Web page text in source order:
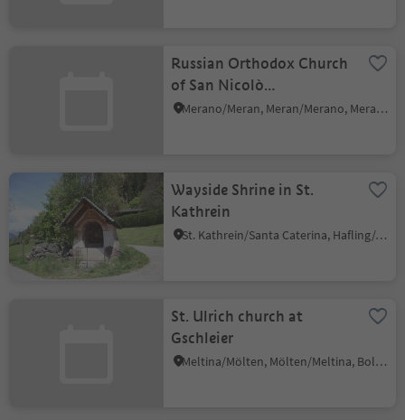
Russian Orthodox Church
of San Nicolò
Taumaturgo
Merano/Meran, Meran/Merano, Meran/Merano and environs
Wayside Shrine in St.
Kathrein
St. Kathrein/Santa Caterina, Hafling/Avelengo, Meran/Merano and environs
St. Ulrich church at
Gschleier
Meltina/Mölten, Mölten/Meltina, Bolzano/Bozen and environs